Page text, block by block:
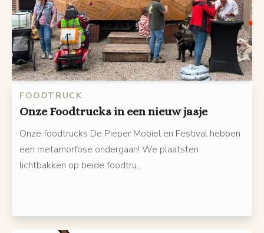
FOODTRUCK
Onze Foodtrucks in een nieuw jasje
Onze foodtrucks De Pieper Mobiel en Festival hebben
een metamorfose ondergaan! We plaatsten
lichtbakken op beide foodtru...